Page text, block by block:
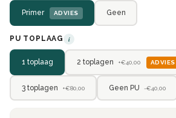
Primer ADVIES Geen
PU TOPLAAG i
1 toplaag 2 toplagen +€40,00 ADVIES
3 toplagen +€80,00 Geen PU -€40,00